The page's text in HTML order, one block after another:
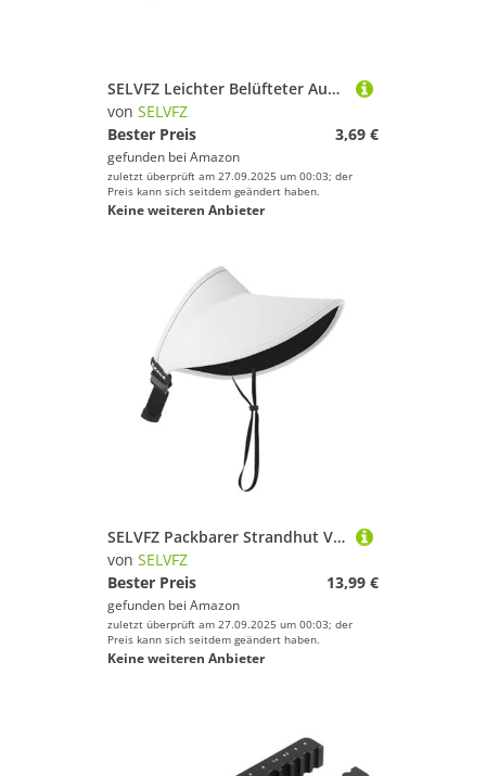
SELVFZ Leichter Belüfteter Augenschutz Bruchsicherer Plastikschild Für Kinder Erwachsene Sportbegeisterte Tragbarer Reisebereich Eye Protector
von SELVFZ
Bester Preis
3,69 €
gefunden bei Amazon
zuletzt überprüft am 27.09.2025 um 00:03; der
Preis kann sich seitdem geändert haben.
Keine weiteren Anbieter
SELVFZ Packbarer Strandhut Verstellbar
von SELVFZ
Bester Preis
13,99 €
gefunden bei Amazon
zuletzt überprüft am 27.09.2025 um 00:03; der
Preis kann sich seitdem geändert haben.
Keine weiteren Anbieter